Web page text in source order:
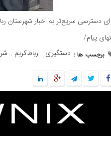
دسترسی سریع‌تر به اخبار شهرستان
پیام/
برچسب ها : دستگیری , رباط‌کريم ,